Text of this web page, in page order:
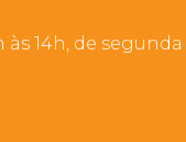
às 14h, de segunda